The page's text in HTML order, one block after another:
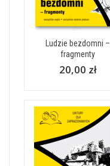
Ludzie bezdomni –
fragmenty
20,00 zł